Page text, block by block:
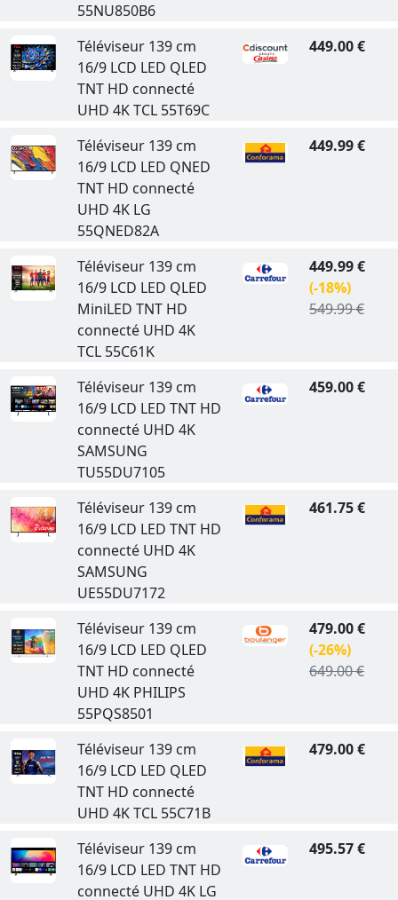
55NU850B6
Téléviseur 139 cm
16/9 LCD LED QLED
TNT HD connecté
UHD 4K TCL 55T69C
449.00 €
Téléviseur 139 cm
16/9 LCD LED QNED
TNT HD connecté
UHD 4K LG
55QNED82A
449.99 €
Téléviseur 139 cm
16/9 LCD LED QLED
MiniLED TNT HD
connecté UHD 4K
TCL 55C61K
449.99 €
(-18%)
549.99 €
Téléviseur 139 cm
16/9 LCD LED TNT HD
connecté UHD 4K
SAMSUNG
TU55DU7105
459.00 €
Téléviseur 139 cm
16/9 LCD LED TNT HD
connecté UHD 4K
SAMSUNG
UE55DU7172
461.75 €
Téléviseur 139 cm
16/9 LCD LED QLED
TNT HD connecté
UHD 4K PHILIPS
55PQS8501
479.00 €
(-26%)
649.00 €
Téléviseur 139 cm
16/9 LCD LED QLED
TNT HD connecté
UHD 4K TCL 55C71B
479.00 €
Téléviseur 139 cm
16/9 LCD LED TNT HD
connecté UHD 4K LG
495.57 €